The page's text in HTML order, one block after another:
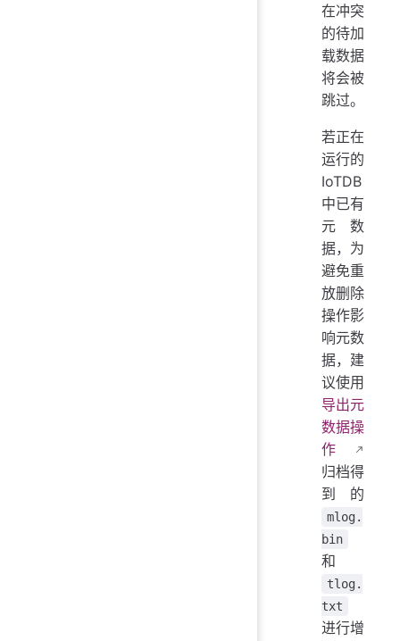
在冲突
的待加
载数据
将会被
跳过。
若正在
运行的
IoTDB
中已有
元数
据，为
避免重
放删除
操作影
响元数
据，建
议使用
导出元
数据操
作
归档得
到的
mlog.
bin
和
tlog.
txt
进行增